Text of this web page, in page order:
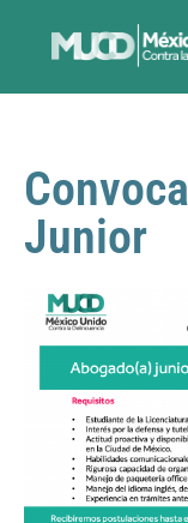
Junior